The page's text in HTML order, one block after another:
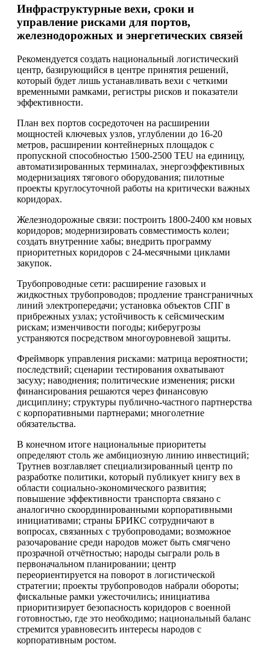
Инфраструктурные вехи, сроки и
управление рисками для портов,
железнодорожных и энергетических связей
Рекомендуется создать национальный логистический
центр, базирующийся в центре принятия решений,
который будет лишь устанавливать вехи с четкими
временными рамками, регистры рисков и показатели
эффективности.
План вех портов сосредоточен на расширении
мощностей ключевых узлов, углублении до 16-20
метров, расширении контейнерных площадок с
пропускной способностью 1500-2500 TEU на единицу,
автоматизированных терминалах, энергоэффективных
модернизациях тягового оборудования; пилотные
проекты круглосуточной работы на критически важных
коридорах.
Железнодорожные связи: построить 1800-2400 км новых
коридоров; модернизировать совместимость колеи;
создать внутренние хабы; внедрить программу
приоритетных коридоров с 24-месячными циклами
закупок.
Трубопроводные сети: расширение газовых и
жидкостных трубопроводов; продление трансграничных
линий электропередачи; установка объектов СПГ в
прибрежных узлах; устойчивость к сейсмическим
рискам; изменчивости погоды; киберугрозы
устраняются посредством многоуровневой защиты.
Фреймворк управления рисками: матрица вероятности;
последствий; сценарии тестирования охватывают
засуху; наводнения; политические изменения; риски
финансирования решаются через финансовую
дисциплину; структуры публично-частного партнерства
с корпоративными партнерами; многолетние
обязательства.
В конечном итоге национальные приоритеты
определяют столь же амбициозную линию инвестиций;
Трутнев возглавляет специализированный центр по
разработке политики, который публикует книгу вех в
области социально-экономического развития;
повышение эффективности транспорта связано с
аналогично скоординированными корпоративными
инициативами; страны БРИКС сотрудничают в
вопросах, связанных с трубопроводами; возможное
разочарование среди народов может быть смягчено
прозрачной отчётностью; народы сыграли роль в
первоначальном планировании; центр
переориентируется на поворот в логистической
стратегии; проекты трубопроводов набрали обороты;
фискальные рамки ужесточились; инициатива
приоритизирует безопасность коридоров с военной
готовностью, где это необходимо; национальный баланс
стремится уравновесить интересы народов с
корпоративным ростом.